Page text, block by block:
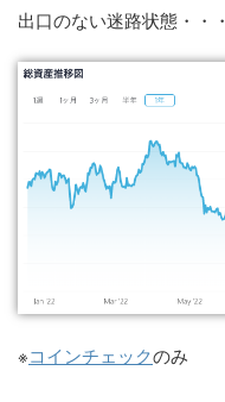
出口のない迷路状態・・・
※コインチェックのみ